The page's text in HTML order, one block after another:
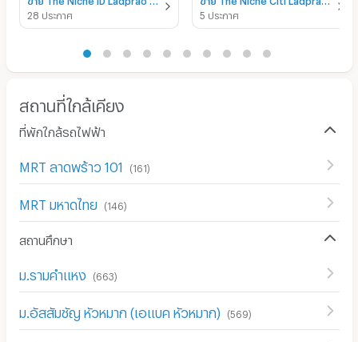
28 ประกาศ
5 ประกาศ
สถานที่ใกล้เคียง
ที่พักใกล้รถไฟฟ้า
MRT ลาดพร้าว 101 (161)
MRT มหาดไทย (146)
สถานศึกษา
ม.รามคำแหง (663)
ม.อัสสัมชัญ หัวหมาก (เอแบค หัวหมาก) (569)